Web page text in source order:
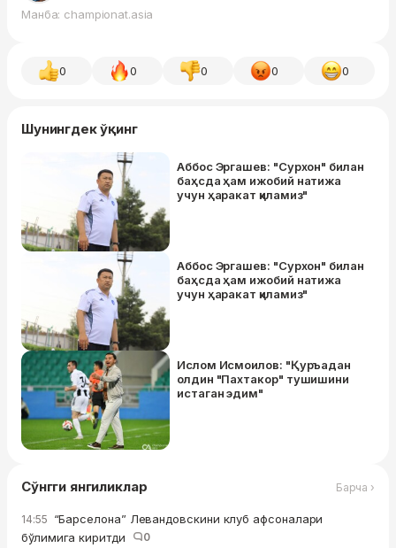
Манба: championat.asia
0 0 0 0 0
Шунингдек ўқинг
Аббос Эргашев: "Сурхон" билан
баҳсда ҳам ижобий натижа
учун ҳаракат қиламиз"
Аббос Эргашев: "Сурхон" билан
баҳсда ҳам ижобий натижа
учун ҳаракат қиламиз"
Ислом Исмоилов: "Қуръадан
олдин "Пахтакор" тушишини
истаган эдим"
Сўнгги янгиликлар Барча ›
14:55 “Барселона” Левандовскини клуб афсоналари
бўлимига киритди
0